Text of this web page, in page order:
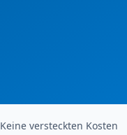
Keine versteckten Kosten